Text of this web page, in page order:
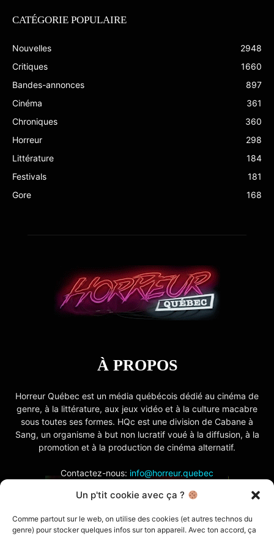
Un p'tit cookie avec ça ?
Comme partout sur le web, on utilise des cookies (et autres technos du
genre) pour stocker quelques infos sur ton appareil. Avec ton accord, ça
CATÉGORIE POPULAIRE
Nouvelles
2948
Critiques
1660
Bandes-annonces
897
Cinéma
361
Chroniques
360
Horreur
298
Littérature
184
Festivals
181
Gore
168
À PROPOS
Horreur Québec est un média québécois dédié au cinéma de
genre, à la littérature, aux jeux vidéo et à la culture macabre
sous toutes ses formes. HQc est une division de Cabane à
Sang, un organisme à but non lucratif voué à la diffusion, à la
promotion et à la production de cinéma alternatif.
Contactez-nous: info@horreur.quebec
SUIVEZ NOUS